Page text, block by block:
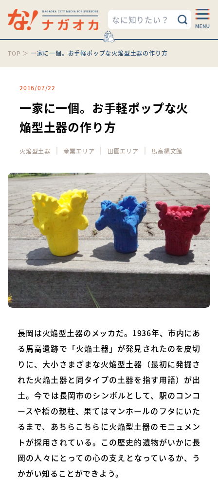
TOP ＞ 一家に一個。お手軽ポップな火焔型土器の作り方
2016/07/22
一家に一個。お手軽ポップな火
焔型土器の作り方
火焔型土器 ｜ 産業エリア ｜ 田園エリア ｜ 馬高縄文館
長岡は火焔型土器のメッカだ。1936年、市内にあ
る馬高遺跡で「火焔土器」が発見されたのを皮切
りに、大小さまざまな火焔型土器（最初に発掘さ
れた火焔土器と同タイプの土器を指す用語）が出
土。今では長岡市のシンボルとして、駅のコンコ
ースや橋の親柱、果てはマンホールのフタにいた
るまで、あちらこちらに火焔型土器のモニュメン
トが採用されている。この歴史的遺物がいかに長
岡の人々にとっての心の支えとなっているか、う
かがい知ることができよう。